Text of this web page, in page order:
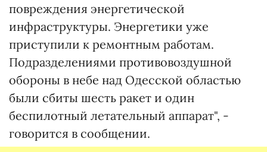
повреждения энергетической
инфраструктуры. Энергетики уже
приступили к ремонтным работам.
Подразделениями противовоздушной
обороны в небе над Одесской областью
были сбиты шесть ракет и один
беспилотный летательный аппарат", -
говорится в сообщении.